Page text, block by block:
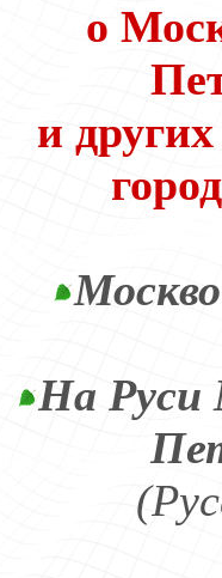
о
и
На Руси